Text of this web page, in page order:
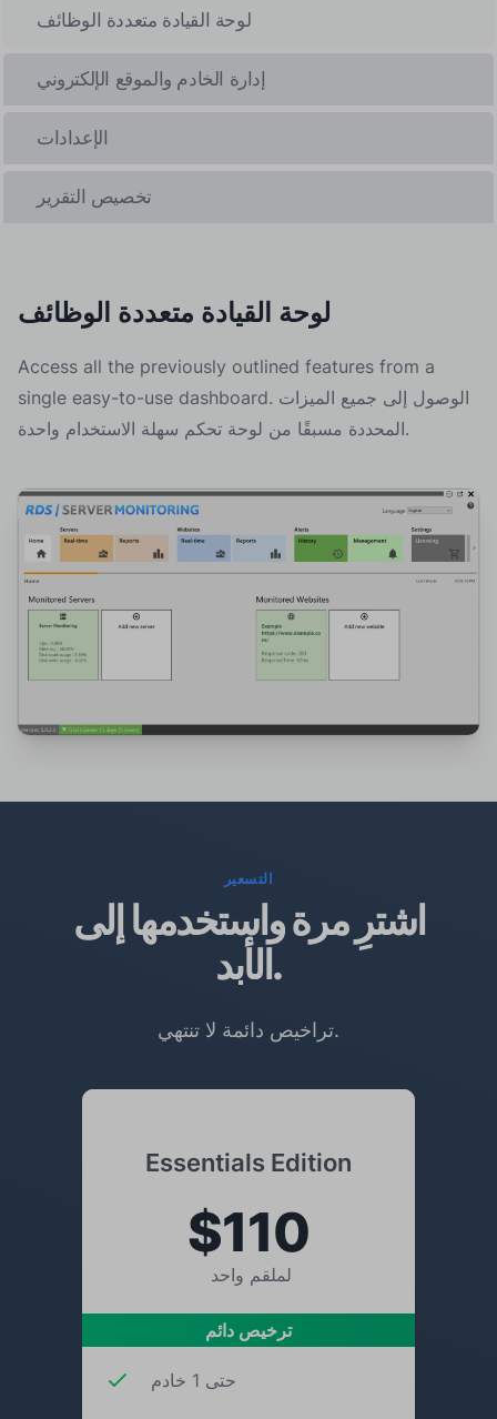
لوحة القيادة متعددة الوظائف
إدارة الخادم والموقع الإلكتروني
الإعدادات
تخصيص التقرير
لوحة القيادة متعددة الوظائف
Access all the previously outlined features from a
single easy-to-use dashboard. الوصول إلى جميع الميزات
المحددة مسبقًا من لوحة تحكم سهلة الاستخدام واحدة.
التسعير
اشترِ مرة واستخدمها إلى
الأبد.
تراخيص دائمة لا تنتهي.
Essentials Edition
$110
لملقم واحد
ترخيص دائم
حتى 1 خادم